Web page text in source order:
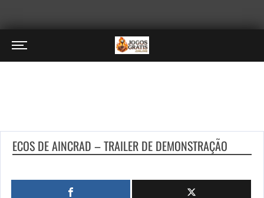
ECOS DE AINCRAD – TRAILER DE DEMONSTRAÇÃO